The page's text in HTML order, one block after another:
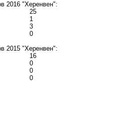
2016 "Херенвен":
25
1
3
0
2015 "Херенвен":
16
0
0
0